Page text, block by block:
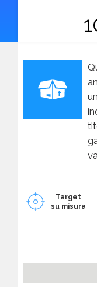
Target
su misura